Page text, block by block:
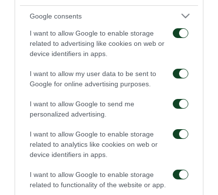
Google consents
I want to allow Google to enable storage
related to advertising like cookies on web or
device identifiers in apps.
I want to allow my user data to be sent to
Google for online advertising purposes.
I want to allow Google to send me
personalized advertising.
I want to allow Google to enable storage
related to analytics like cookies on web or
device identifiers in apps.
I want to allow Google to enable storage
related to functionality of the website or app.
Πρώτη προπόνηση για
τον Γκαρσία
06/08/2026 05/08/2026
τα παιχνίδια με την
ΤΣΣΚΑ 1948
τον Ανδρέα Τετέι